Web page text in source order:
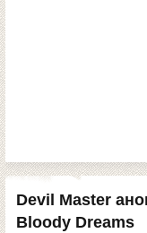
Devil Master
Bloody Dreams